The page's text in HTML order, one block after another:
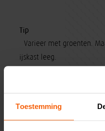
Toestemming
Tip
- Varieer met groenten.
ijskast leeg.